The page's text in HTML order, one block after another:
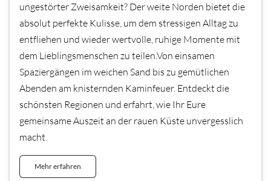
ungestörter Zweisamkeit? Der weite Norden bietet die
absolut perfekte Kulisse, um dem stressigen Alltag zu
entfliehen und wieder wertvolle, ruhige Momente mit
dem Lieblingsmenschen zu teilen.Von einsamen
Spaziergängen im weichen Sand bis zu gemütlichen
Abenden am knisternden Kaminfeuer. Entdeckt die
schönsten Regionen und erfahrt, wie Ihr Eure
gemeinsame Auszeit an der rauen Küste unvergesslich
macht.
Mehr erfahren